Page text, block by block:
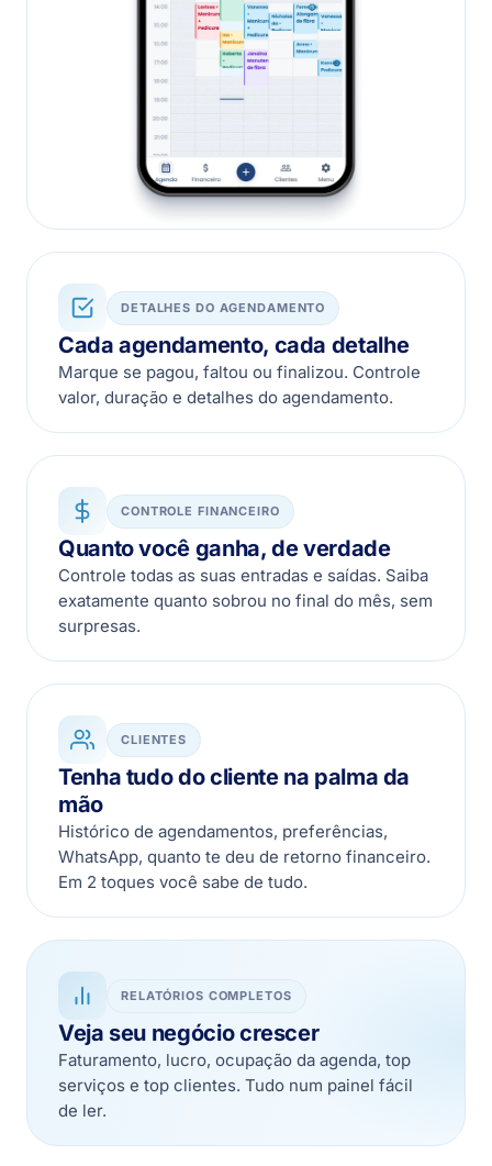
DETALHES DO AGENDAMENTO
Cada agendamento, cada detalhe
Marque se pagou, faltou ou finalizou. Controle
valor, duração e detalhes do agendamento.
CONTROLE FINANCEIRO
Quanto você ganha, de verdade
Controle todas as suas entradas e saídas. Saiba
exatamente quanto sobrou no final do mês, sem
surpresas.
CLIENTES
Tenha tudo do cliente na palma da
mão
Histórico de agendamentos, preferências,
WhatsApp, quanto te deu de retorno financeiro.
Em 2 toques você sabe de tudo.
RELATÓRIOS COMPLETOS
Veja seu negócio crescer
Faturamento, lucro, ocupação da agenda, top
serviços e top clientes. Tudo num painel fácil
de ler.